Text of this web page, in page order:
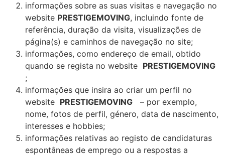
informações sobre as suas visitas e navegação no
website PRESTIGEMOVING, incluindo fonte de
referência, duração da visita, visualizações de
página(s) e caminhos de navegação no site;
informações, como endereço de email, obtido
quando se regista no website PRESTIGEMOVING
;
informações que insira ao criar um perfil no
website PRESTIGEMOVING – por exemplo,
nome, fotos de perfil, género, data de nascimento,
interesses e hobbies;
informações relativas ao registo de candidaturas
espontâneas de emprego ou a respostas a